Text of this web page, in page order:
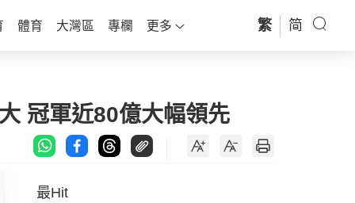
體育 大灣區 專欄 更多 繁 简
冠軍近80億大幅領先
最Hit